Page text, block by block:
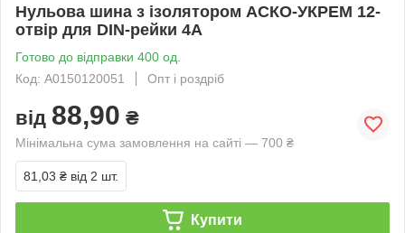
Нульова шина з ізолятором АСКО-УКРЕМ 12-
отвір для DIN-рейки 4А
Готово до відправки 400 од.
Код: A0150120051
Опт і роздріб
від 88,90 ₴
Мінімальна сума замовлення на сайті — 700 ₴
81,03 ₴ від 2 шт.
Купити